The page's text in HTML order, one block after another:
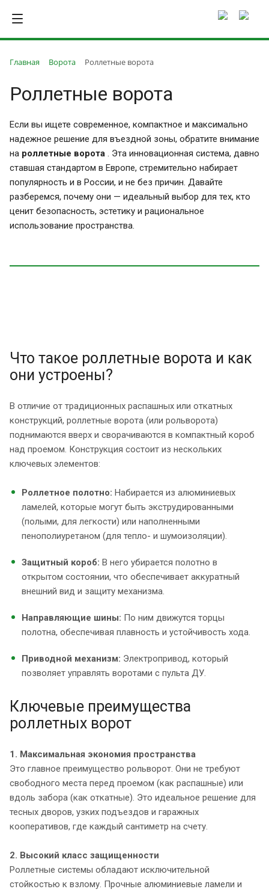
Главная Ворота Роллетные ворота
Роллетные ворота
Если вы ищете современное, компактное и максимально
надежное решение для въездной зоны, обратите внимание
на роллетные ворота
. Эта инновационная система, давно
ставшая стандартом в Европе, стремительно набирает
популярность и в России, и не без причин. Давайте
разберемся, почему они — идеальный выбор для тех, кто
ценит безопасность, эстетику и рациональное
использование пространства.
Что такое роллетные ворота и как
они устроены?
В отличие от традиционных распашных или откатных
конструкций, роллетные ворота (или рольворота)
поднимаются вверх и сворачиваются в компактный короб
над проемом. Конструкция состоит из нескольких
ключевых элементов:
Роллетное полотно: Набирается из алюминиевых
ламелей, которые могут быть экструдированными
(полыми, для легкости) или наполненными
пенополиуретаном (для тепло- и шумоизоляции).
Защитный короб: В него убирается полотно в
открытом состоянии, что обеспечивает аккуратный
внешний вид и защиту механизма.
Направляющие шины: По ним движутся торцы
полотна, обеспечивая плавность и устойчивость хода.
Приводной механизм: Электропривод, который
позволяет управлять воротами с пульта ДУ.
Ключевые преимущества
роллетных ворот
1. Максимальная экономия пространства
Это главное преимущество рольворот. Они не требуют
свободного места перед проемом (как распашные) или
вдоль забора (как откатные). Это идеальное решение для
тесных дворов, узких подъездов и гаражных
кооперативов, где каждый сантиметр на счету.
2. Высокий класс защищенности
Роллетные системы обладают исключительной
стойкостью к взлому. Прочные алюминиевые ламели и